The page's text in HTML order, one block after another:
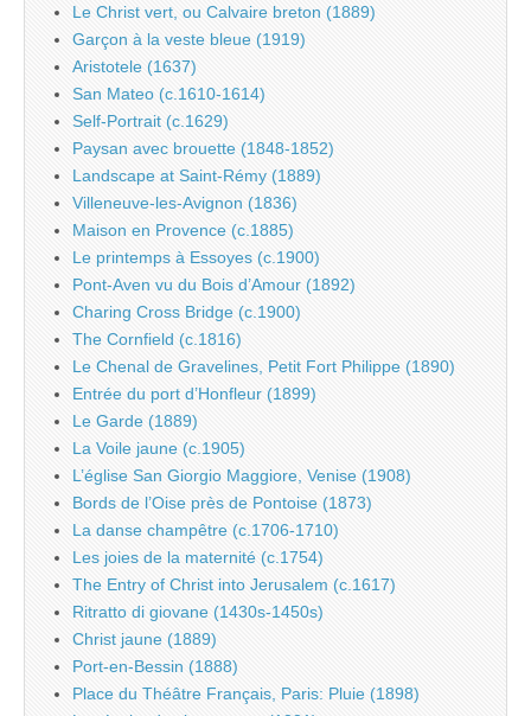
Le Christ vert, ou Calvaire breton (1889)
Garçon à la veste bleue (1919)
Aristotele (1637)
San Mateo (c.1610-1614)
Self-Portrait (c.1629)
Paysan avec brouette (1848-1852)
Landscape at Saint-Rémy (1889)
Villeneuve-les-Avignon (1836)
Maison en Provence (c.1885)
Le printemps à Essoyes (c.1900)
Pont-Aven vu du Bois d’Amour (1892)
Charing Cross Bridge (c.1900)
The Cornfield (c.1816)
Le Chenal de Gravelines, Petit Fort Philippe (1890)
Entrée du port d’Honfleur (1899)
Le Garde (1889)
La Voile jaune (c.1905)
L’église San Giorgio Maggiore, Venise (1908)
Bords de l’Oise près de Pontoise (1873)
La danse champêtre (c.1706-1710)
Les joies de la maternité (c.1754)
The Entry of Christ into Jerusalem (c.1617)
Ritratto di giovane (1430s-1450s)
Christ jaune (1889)
Port-en-Bessin (1888)
Place du Théâtre Français, Paris: Pluie (1898)